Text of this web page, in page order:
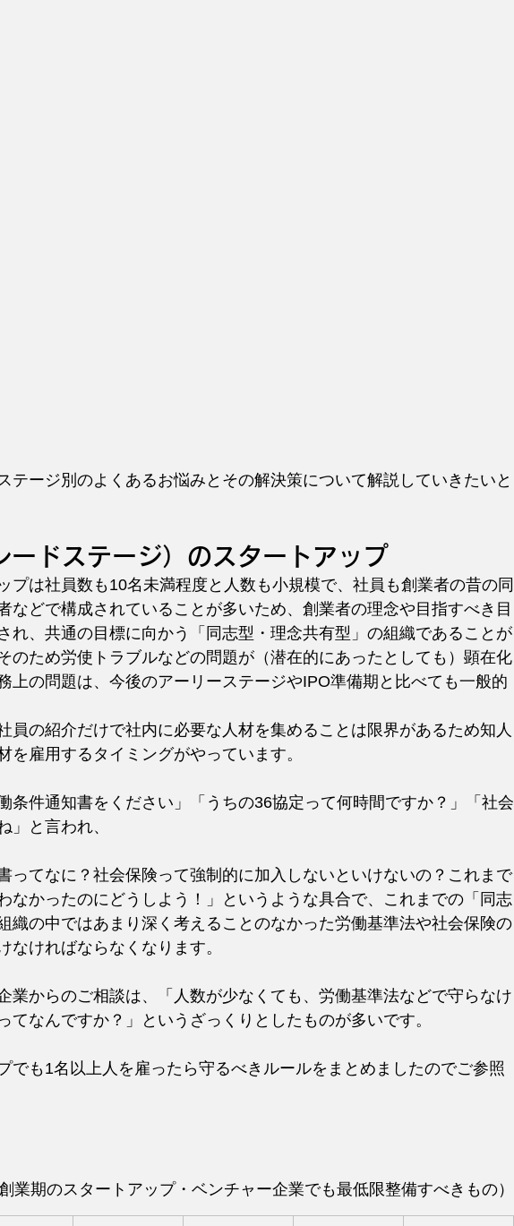
テージ別のよくあるお悩みとその解決策について解説していきたいと
ドステージ）のスタートアップ
プは社員数も10名未満程度と人数も小規模で、社員も創業者の昔の同
などで構成されていることが多いため、創業者の理念や目指すべき目
れ、共通の目標に向かう「同志型・理念共有型」の組織であることが
のため労使トラブルなどの問題が（潜在的にあったとしても）顕在化
上の問題は、今後のアーリーステージやIPO準備期と比べても一般的
員の紹介だけで社内に必要な人材を集めることは限界があるため知人
を雇用するタイミングがやっています。
条件通知書をください」「うちの36協定って何時間ですか？」「社会
」と言われ、
ってなに？社会保険って強制的に加入しないといけないの？これまで
なかったのにどうしよう！」というような具合で、これまでの「同志
織の中ではあまり深く考えることのなかった労働基準法や社会保険の
なければならなくなります。
業からのご相談は、「人数が少なくても、労働基準法などで守らなけ
てなんですか？」というざっくりとしたものが多いです。
でも1名以上人を雇ったら守るべきルールをまとめましたのでご参照
業期のスタートアップ・ベンチャー企業でも最低限整備すべきもの）